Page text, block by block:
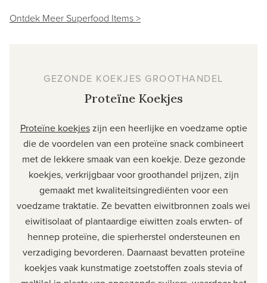
Ontdek Meer Superfood Items >
GEZONDE KOEKJES GROOTHANDEL
Proteïne Koekjes
Proteïne koekjeszijn een heerlijke en voedzame optie
die de voordelen van een proteïne snack combineert
met de lekkere smaak van een koekje. Deze gezonde
koekjes, verkrijgbaar voor groothandel prijzen, zijn
gemaakt met kwaliteitsingrediënten voor een
voedzame traktatie. Ze bevatten eiwitbronnen zoals wei
eiwitisolaat of plantaardige eiwitten zoals erwten- of
hennep proteïne, die spierherstel ondersteunen en
verzadiging bevorderen. Daarnaast bevatten proteïne
koekjes vaak kunstmatige zoetstoffen zoals stevia of